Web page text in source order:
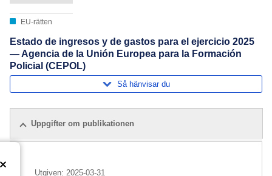
EU-rätten
Estado de ingresos y de gastos para el ejercicio 2025
— Agencia de la Unión Europea para la Formación
Policial (CEPOL)
Så hänvisar du
Uppgifter om publikationen
Utgiven: 2025-03-31